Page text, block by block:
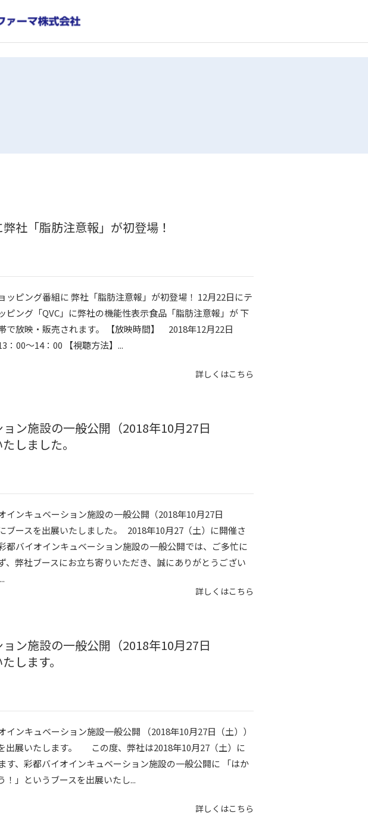
社「脂肪注意報」が初登場！
ッピング番組に 弊社「脂肪注意報」が初登場！ 12月22日にテ
ピング「QVC」に弊社の機能性表示食品「脂肪注意報」が 下
で放映・販売されます。 【放映時間】 2018年12月22日
：00～14：00 【視聴方法】...
詳しくはこちら
ン施設の一般公開（2018年10月27日
しました。
インキュベーション施設の一般公開（2018年10月27日
ブースを出展いたしました。 2018年10月27（土）に開催さ
都バイオインキュベーション施設の一般公開では、ご多忙に
、弊社ブースにお立ち寄りいただき、誠にありがとうござい
詳しくはこちら
ン施設の一般公開（2018年10月27日
します。
インキュベーション施設一般公開 （2018年10月27日（土））
出展いたします。 この度、弊社は2018年10月27（土）に
す、彩都バイオインキュベーション施設の一般公開に 「はか
！」というブースを出展いたし...
詳しくはこちら